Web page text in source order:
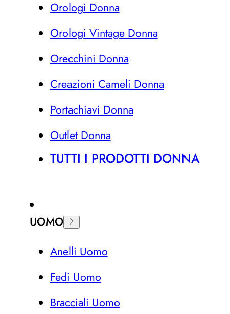
Orologi Donna
Orologi Vintage Donna
Orecchini Donna
Creazioni Cameli Donna
Portachiavi Donna
Outlet Donna
TUTTI I PRODOTTI DONNA
UOMO
Anelli Uomo
Fedi Uomo
Bracciali Uomo